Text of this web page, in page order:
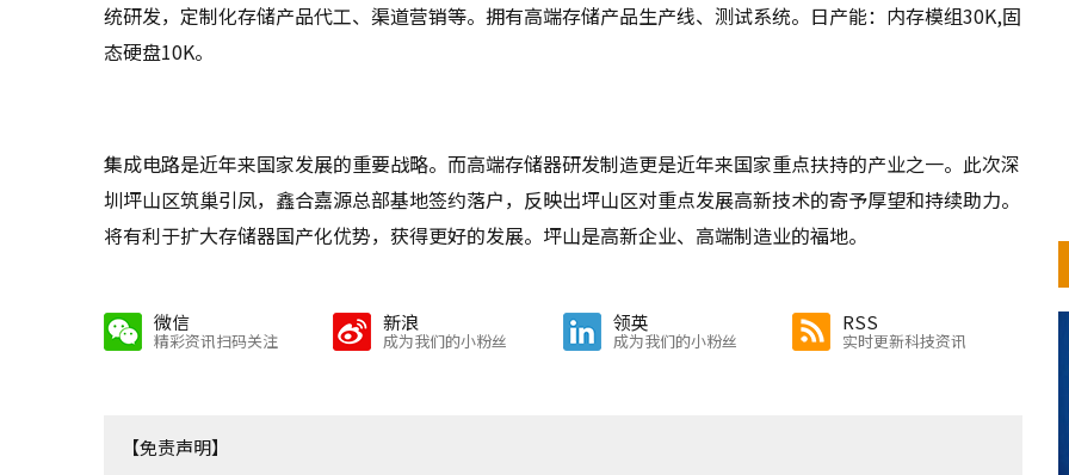
统研发，定制化存储产品代工、渠道营销等。拥有高端存储产品生产线、测试系统。日产能：内存模组30K,固
态硬盘10K。
集成电路是近年来国家发展的重要战略。而高端存储器研发制造更是近年来国家重点扶持的产业之一。此次深
圳坪山区筑巢引凤，鑫合嘉源总部基地签约落户，反映出坪山区对重点发展高新技术的寄予厚望和持续助力。
将有利于扩大存储器国产化优势，获得更好的发展。坪山是高新企业、高端制造业的福地。
微信
精彩资讯扫码关注
新浪
成为我们的小粉丝
领英
成为我们的小粉丝
RSS
实时更新科技资讯
【免责声明】